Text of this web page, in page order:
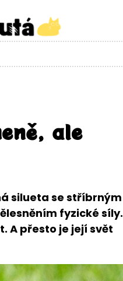
ale
silueta se stříbrným
fyzické síly.
A přesto je její svět